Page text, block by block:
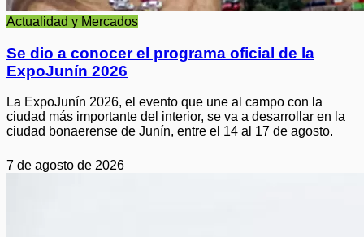
Actualidad y Mercados
Se dio a conocer el programa oficial de la
ExpoJunín 2026
La ExpoJunín 2026, el evento que une al campo con la
ciudad más importante del interior, se va a desarrollar en la
ciudad bonaerense de Junín, entre el 14 al 17 de agosto.
7 de agosto de 2026